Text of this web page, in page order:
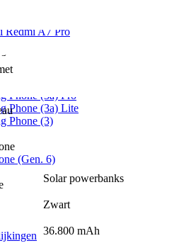
Redmi A7 Pro
Phone (4a) Pro
Phone (3a) Pro
Phone (3a) Lite
Phone (3)
(Gen. 6)
GT 7 Pro
Solar powerbanks
Zwart
36.800 mAh